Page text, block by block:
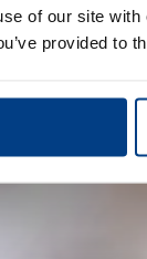
of our site
provided to